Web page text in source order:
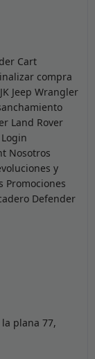
Cart
compra
Jeep Wrangler
Land Rover
Login
Nosotros
y
Promociones
Defender
plana 77,